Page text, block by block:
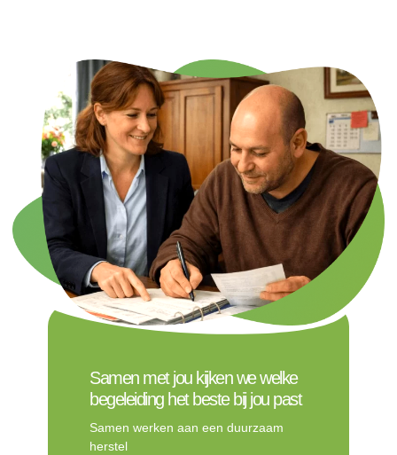
Samen met jou kijken we welke
begeleiding het beste bij jou past
Samen werken aan een duurzaam
herstel